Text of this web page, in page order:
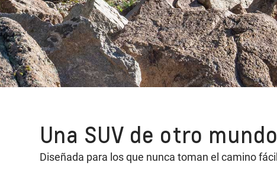
Una SUV de otro mundo
Diseñada para los que nunca toman el camino fácil